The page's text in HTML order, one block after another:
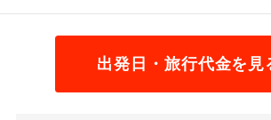
出発日・旅行代金を見
2名様から出発可能な
す。